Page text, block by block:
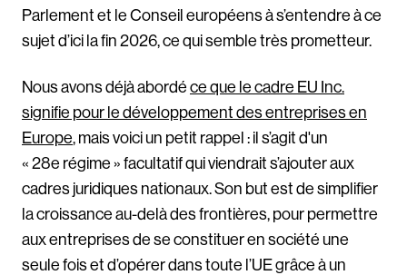
Parlement et le Conseil européens à s’entendre à ce
sujet d’ici la fin 2026, ce qui semble très prometteur.
Nous avons déjà abordé ce que le cadre EU Inc.
signifie pour le développement des entreprises en
Europe, mais voici un petit rappel : il s’agit d'un
« 28e régime » facultatif qui viendrait s’ajouter aux
cadres juridiques nationaux. Son but est de simplifier
la croissance au-delà des frontières, pour permettre
aux entreprises de se constituer en société une
seule fois et d’opérer dans toute l’UE grâce à un